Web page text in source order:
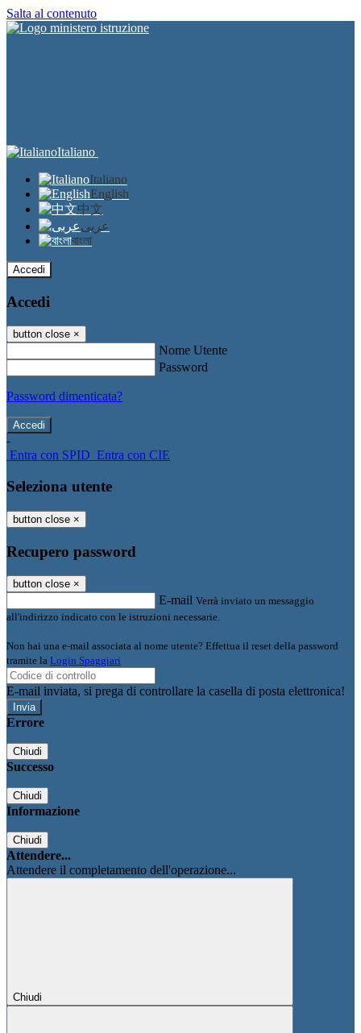
Salta al contenuto
Italiano
Italiano
English
中文
عربى
বাংলা
Accedi
Accedi
button close ×
Nome Utente
Password
Password dimenticata?
-
Entra con SPID Entra con CIE
Seleziona utente
button close ×
Recupero password
button close ×
E-mail Verrà inviato un messaggio
all'indirizzo indicato con le istruzioni necessarie.
Non hai una e-mail associata al nome utente? Effettua il reset della password
tramite la Login Spaggiari
E-mail inviata, si prega di controllare la casella di posta elettronica!
Errore
Chiudi
Successo
Chiudi
Informazione
Chiudi
Attendere...
Attendere il completamento dell'operazione...
Chiudi